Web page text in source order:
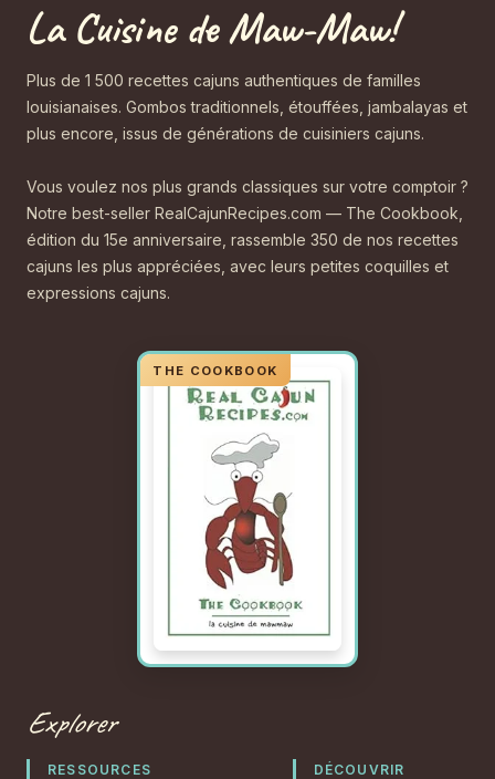
La Cuisine de Maw-Maw!
Plus de 1 500 recettes cajuns authentiques de familles
louisianaises. Gombos traditionnels, étouffées, jambalayas et
plus encore, issus de générations de cuisiniers cajuns.
Vous voulez nos plus grands classiques sur votre comptoir ?
Notre best-seller RealCajunRecipes.com — The Cookbook,
édition du 15e anniversaire, rassemble 350 de nos recettes
cajuns les plus appréciées, avec leurs petites coquilles et
expressions cajuns.
Explorer
RESSOURCES DÉCOUVRIR